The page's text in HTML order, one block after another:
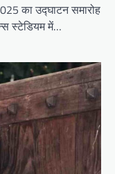
का उद्घाटन समारोह
स्टेडियम में…